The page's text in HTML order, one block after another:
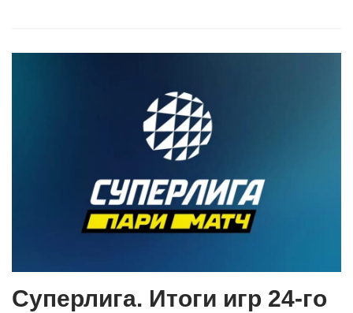
Суперлига. Итоги игр 24-го